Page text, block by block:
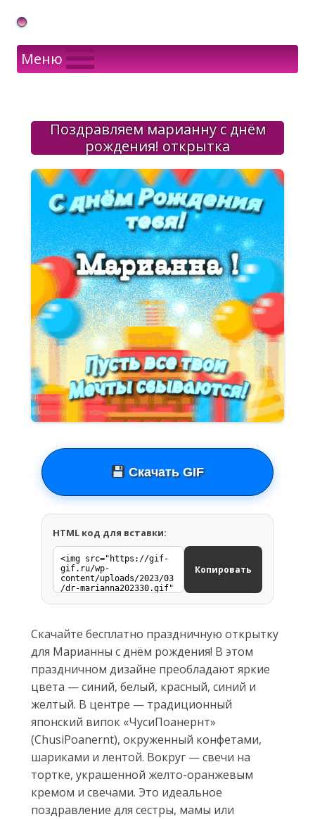
Gif Открытки в подарок
Меню
Поздравляем марианну с днём
рождения! открытка
Скачать GIF
HTML код для вставки:
Копировать
Скачайте бесплатно праздничную открытку
для Марианны с днём рождения! В этом
праздничном дизайне преобладают яркие
цвета — синий, белый, красный, синий и
желтый. В центре — традиционный
японский випок «ЧусиПоанернт»
(ChusiPoanernt), окруженный конфетами,
шариками и лентой. Вокруг — свечи на
тортке, украшенной желто-оранжевым
кремом и свечами. Это идеальное
поздравление для сестры, мамы или